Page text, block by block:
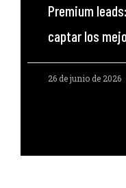
Premium
captar los
26 de junio de 2026